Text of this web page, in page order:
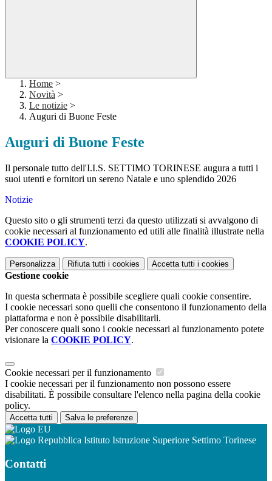
Home >
Novità >
Le notizie >
Auguri di Buone Feste
Auguri di Buone Feste
Il personale tutto dell'I.I.S. SETTIMO TORINESE augura a tutti i
suoi utenti e fornitori un sereno Natale e uno splendido 2026
Notizie
Questo sito o gli strumenti terzi da questo utilizzati si avvalgono di
cookie necessari al funzionamento ed utili alle finalità illustrate nella
COOKIE POLICY.
Personalizza Rifiuta tutti i cookies Accetta tutti i cookies
Gestione cookie
In questa schermata è possibile scegliere quali cookie consentire.
I cookie necessari sono quelli che consentono il funzionamento della
piattaforma e non è possibile disabilitarli.
Per conoscere quali sono i cookie necessari al funzionamento potete
visionare la COOKIE POLICY.
Cookie necessari per il funzionamento
I cookie necessari per il funzionamento non possono essere
disabilitati. È possibile consultare l'elenco nella pagina della cookie
policy.
Accetta tutti Salva le preferenze
Istituto Istruzione Superiore Settimo Torinese
Contatti